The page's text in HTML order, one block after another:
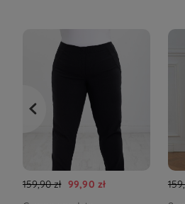
159,90 zł 99,90 zł